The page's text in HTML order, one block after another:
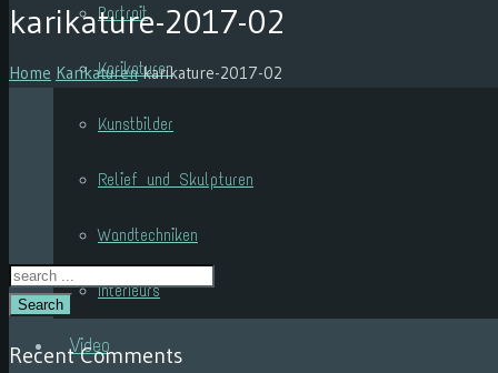
Portrait
Karikaturen
Kunstbilder
Relief und Skulpturen
Wandtechniken
Interieurs
Video
karikature-2017-02
Home Karikaturen karikature-2017-02
Search
Recent Comments